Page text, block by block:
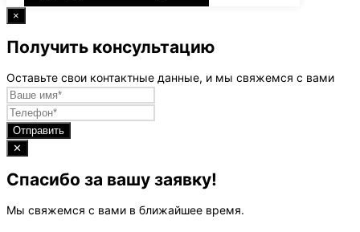
×
Получить консультацию
Оставьте свои контактные данные, и мы свяжемся с вами
Отправить
✕
Спасибо за вашу заявку!
Мы свяжемся с вами в ближайшее время.